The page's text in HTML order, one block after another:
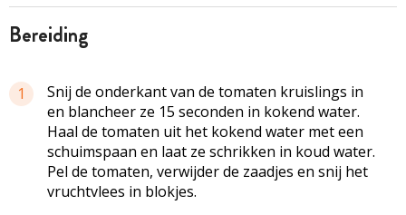
bereiding
1
Snij de onderkant van de tomaten kruislings in
en blancheer ze 15 seconden in kokend water.
Haal de tomaten uit het kokend water met een
schuimspaan en laat ze schrikken in koud water.
Pel de tomaten, verwijder de zaadjes en snij het
vruchtvlees in blokjes.